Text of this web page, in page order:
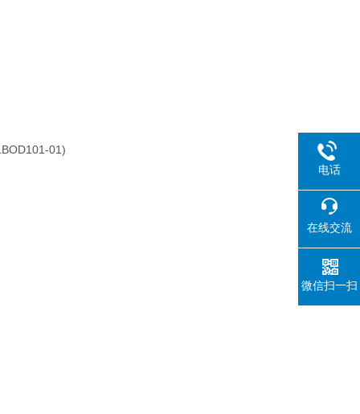
01)
电话
在线交流
微信扫一扫